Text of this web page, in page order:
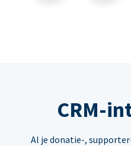
CRM-
Al je donatie-,